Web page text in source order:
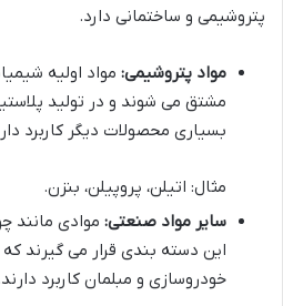
پتروشیمی و ساختمانی دارد.
مواد پتروشیمی: مواد اولیه
مشتق می شوند و در تولید
بسیاری محصولات دیگر کاربرد
مثال: اتیلن، پروپیلن، بنزن.
سایر مواد صنعتی: موادی مانند
این دسته بندی قرار می گیرند
خودروسازی و مبلمان کاربرد